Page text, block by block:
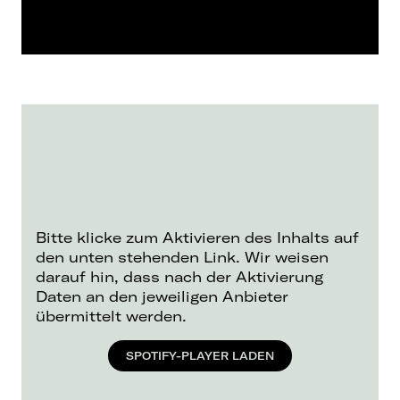
Bitte klicke zum Aktivieren des Inhalts auf
den unten stehenden Link. Wir weisen
darauf hin, dass nach der Aktivierung
Daten an den jeweiligen Anbieter
übermittelt werden.
SPOTIFY-PLAYER LADEN